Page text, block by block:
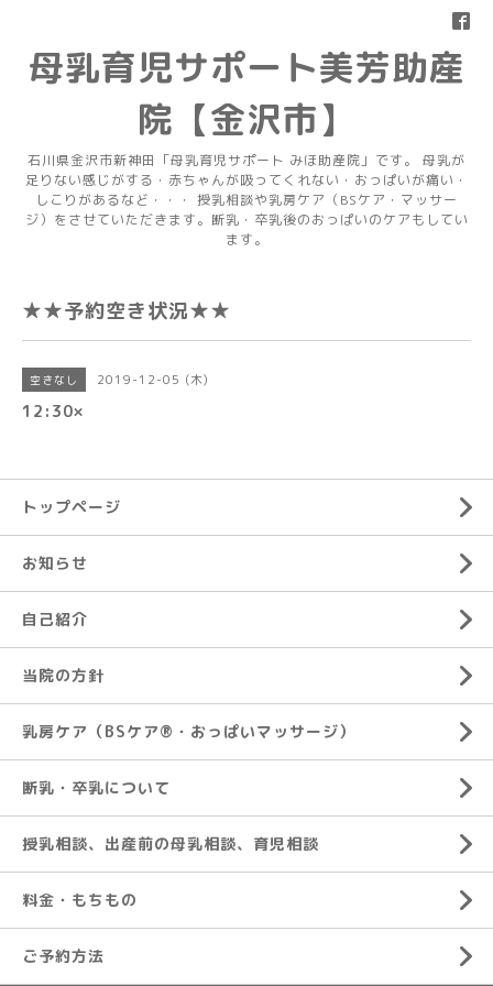
母乳育児サポート美芳助産
院【金沢市】
石川県金沢市新神田「母乳育児サポート みほ助産院」です。 母乳が
足りない感じがする・赤ちゃんが吸ってくれない・おっぱいが痛い・
しこりがあるなど・・・ 授乳相談や乳房ケア（BSケア・マッサー
ジ）をさせていただきます。断乳・卒乳後のおっぱいのケアもしてい
ます。
★★予約空き状況★★
空きなし 2019-12-05 (木)
12:30×
トップページ
お知らせ
自己紹介
当院の方針
乳房ケア（BSケア®︎・おっぱいマッサージ）
断乳・卒乳について
授乳相談、出産前の母乳相談、育児相談
料金・もちもの
ご予約方法